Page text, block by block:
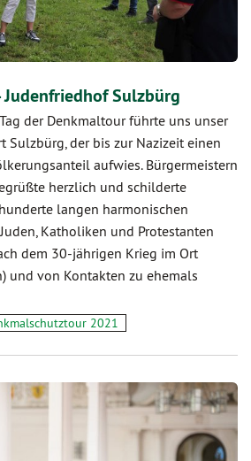
Judenfriedhof Sulzbürg
der Denkmaltour führte uns unser
Sulzbürg, der bis zur Nazizeit einen
aufwies. Bürgermeistern
herzlich und schilderte
langen harmonischen
Katholiken und Protestanten
dem 30-jährigen Krieg im Ort
und von Kontakten zu ehemals
2021